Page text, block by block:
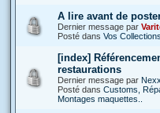
A lire avant de
Dernier message par
Posté dans Vos Collections
[index]
restaurations
Dernier message par Nexx
Posté dans Customs,
Montages maquettes..